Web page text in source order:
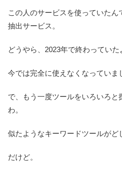
この人のサービスを使っていた
抽出サービス。
どうやら、2023年で終わっていた
今では完全に使えなくなっていま
で、もう一度ツールをいろいろと
わ。
似たようなキーワードツールがど
だけど。